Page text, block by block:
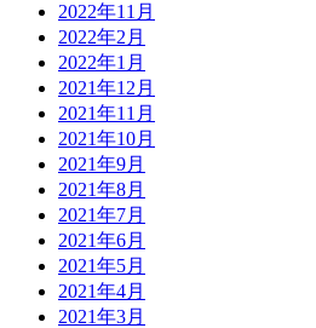
2022年11月
2022年2月
2022年1月
2021年12月
2021年11月
2021年10月
2021年9月
2021年8月
2021年7月
2021年6月
2021年5月
2021年4月
2021年3月